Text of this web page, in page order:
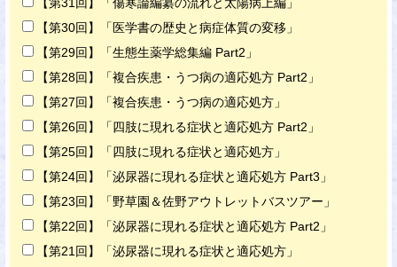
【第30回】「医学書の歴史と病症体質の変移」
【第29回】「生態生薬学総集編 Part2」
【第28回】「複合疾患・うつ病の適応処方 Part2」
【第27回】「複合疾患・うつ病の適応処方」
【第26回】「四肢に現れる症状と適応処方 Part2」
【第25回】「四肢に現れる症状と適応処方」
【第24回】「泌尿器に現れる症状と適応処方 Part3」
【第23回】「野草園＆佐野アウトレットバスツアー」
【第22回】「泌尿器に現れる症状と適応処方 Part2」
【第21回】「泌尿器に現れる症状と適応処方」